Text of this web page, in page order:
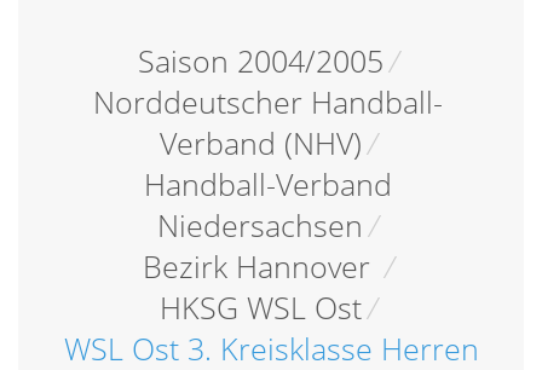
Saison 2004/2005/
Norddeutscher Handball-
Verband (NHV)/
Handball-Verband
Niedersachsen /
Bezirk Hannover /
HKSG WSL Ost/
WSL Ost 3. Kreisklasse Herren